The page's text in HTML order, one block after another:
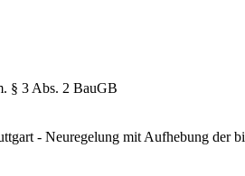
§ 3 Abs. 2 BauGB
- Neuregelung mit Aufhebung der